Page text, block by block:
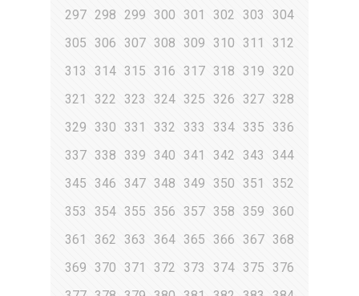
297 298 299 300 301 302 303
304
305
306 307 308 309 310 311
312
313
314 315 316 317 318 319
320
321
322 323 324 325 326 327 328
329
330 331 332 333 334 335
336
337 338 339 340 341 342 343
344
345
346 347 348 349 350 351
352
353
354 355 356 357 358 359 360
361
362 363 364 365 366 367 368
369
370 371 372 373 374 375 376